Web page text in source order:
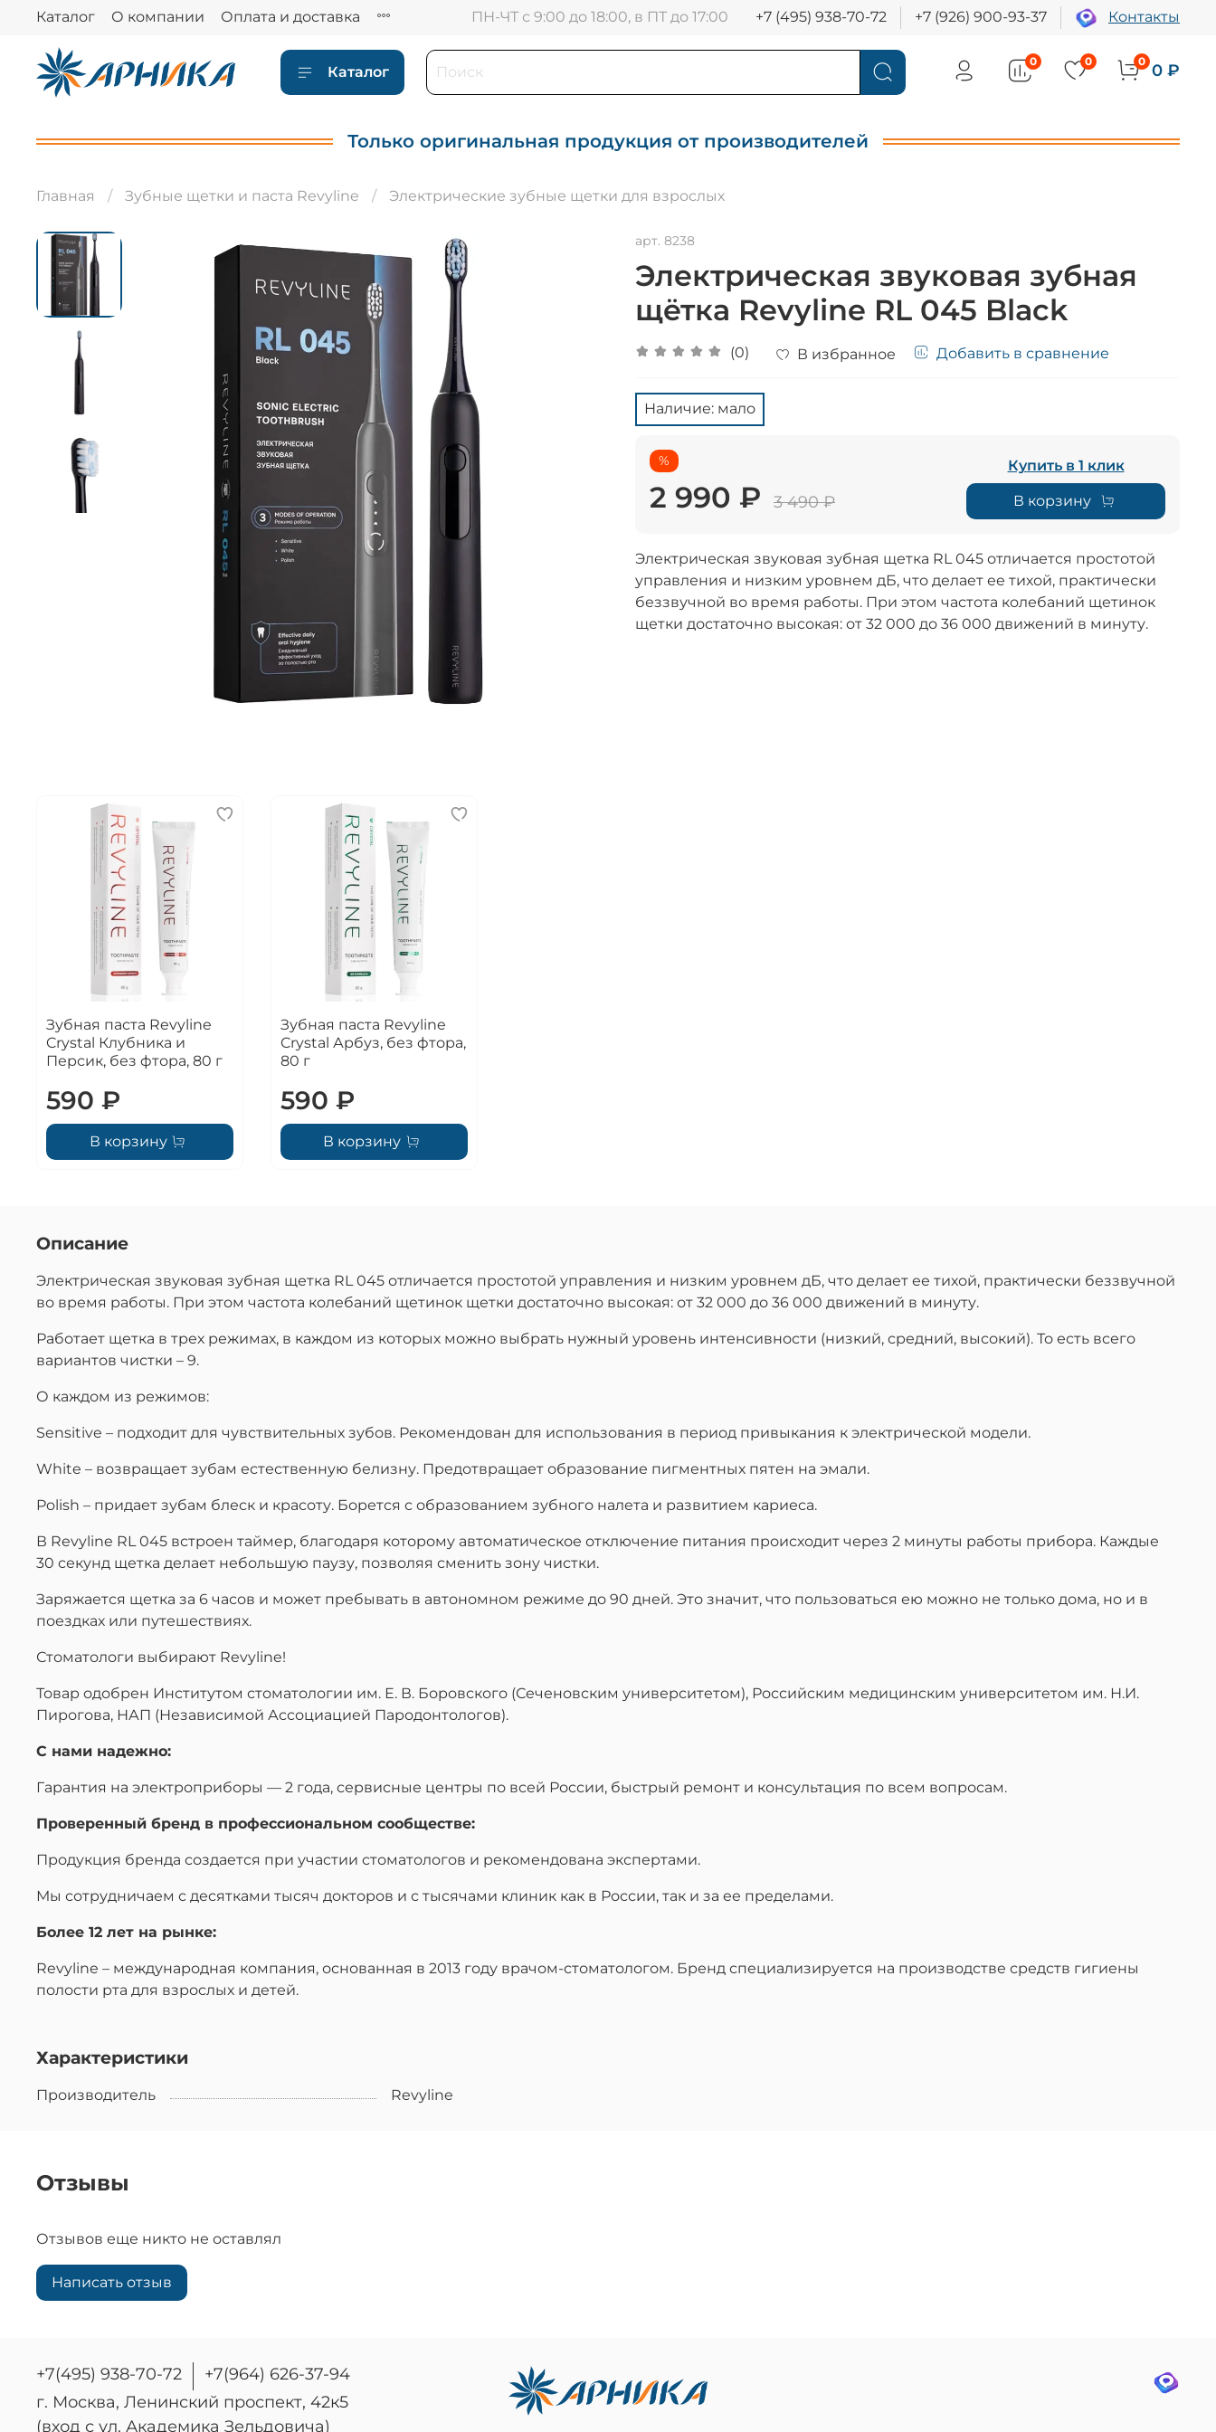
Каталог О компании Оплата и доставка ПН-ЧТ с 9:00 до 18:00, в ПТ до 17:00 +7 (495) 938-70-72 +7 (926) 900-93-37 Контакты
Каталог
0 0 0 0 ₽
Только оригинальная продукция от производителей
Главная Зубные щетки и паста Revyline Электрические зубные щетки для взрослых
арт. 8238
Электрическая звуковая зубная
щётка Revyline RL 045 Black
(0) В избранное Добавить в сравнение
Наличие: мало
%
2 990 ₽ 3 490 ₽
Купить в 1 клик
В корзину
Электрическая звуковая зубная щетка RL 045 отличается простотой
управления и низким уровнем дБ, что делает ее тихой, практически
беззвучной во время работы. При этом частота колебаний щетинок
щетки достаточно высокая: от 32 000 до 36 000 движений в минуту.
Зубная паста Revyline
Crystal Клубника и
Персик, без фтора, 80 г
590 ₽
В корзину
Зубная паста Revyline
Crystal Арбуз, без фтора,
80 г
590 ₽
В корзину
Описание
Электрическая звуковая зубная щетка RL 045 отличается простотой управления и низким уровнем дБ, что делает ее тихой, практически беззвучной
во время работы. При этом частота колебаний щетинок щетки достаточно высокая: от 32 000 до 36 000 движений в минуту.
Работает щетка в трех режимах, в каждом из которых можно выбрать нужный уровень интенсивности (низкий, средний, высокий). То есть всего
вариантов чистки – 9.
О каждом из режимов:
Sensitive – подходит для чувствительных зубов. Рекомендован для использования в период привыкания к электрической модели.
White – возвращает зубам естественную белизну. Предотвращает образование пигментных пятен на эмали.
Polish – придает зубам блеск и красоту. Борется с образованием зубного налета и развитием кариеса.
В Revyline RL 045 встроен таймер, благодаря которому автоматическое отключение питания происходит через 2 минуты работы прибора. Каждые
30 секунд щетка делает небольшую паузу, позволяя сменить зону чистки.
Заряжается щетка за 6 часов и может пребывать в автономном режиме до 90 дней. Это значит, что пользоваться ею можно не только дома, но и в
поездках или путешествиях.
Стоматологи выбирают Revyline!
Товар одобрен Институтом стоматологии им. Е. В. Боровского (Сеченовским университетом), Российским медицинским университетом им. Н.И.
Пирогова, НАП (Независимой Ассоциацией Пародонтологов).
С нами надежно:
Гарантия на электроприборы — 2 года, сервисные центры по всей России, быстрый ремонт и консультация по всем вопросам.
Проверенный бренд в профессиональном сообществе:
Продукция бренда создается при участии стоматологов и рекомендована экспертами.
Мы сотрудничаем с десятками тысяч докторов и с тысячами клиник как в России, так и за ее пределами.
Более 12 лет на рынке:
Revyline – международная компания, основанная в 2013 году врачом-стоматологом. Бренд специализируется на производстве средств гигиены
полости рта для взрослых и детей.
Характеристики
Производитель Revyline
Отзывы
Отзывов еще никто не оставлял
Написать отзыв
+7(495) 938-70-72
+7(964) 626-37-94
г. Москва, Ленинский проспект, 42к5
(вход с ул. Академика Зельдовича)